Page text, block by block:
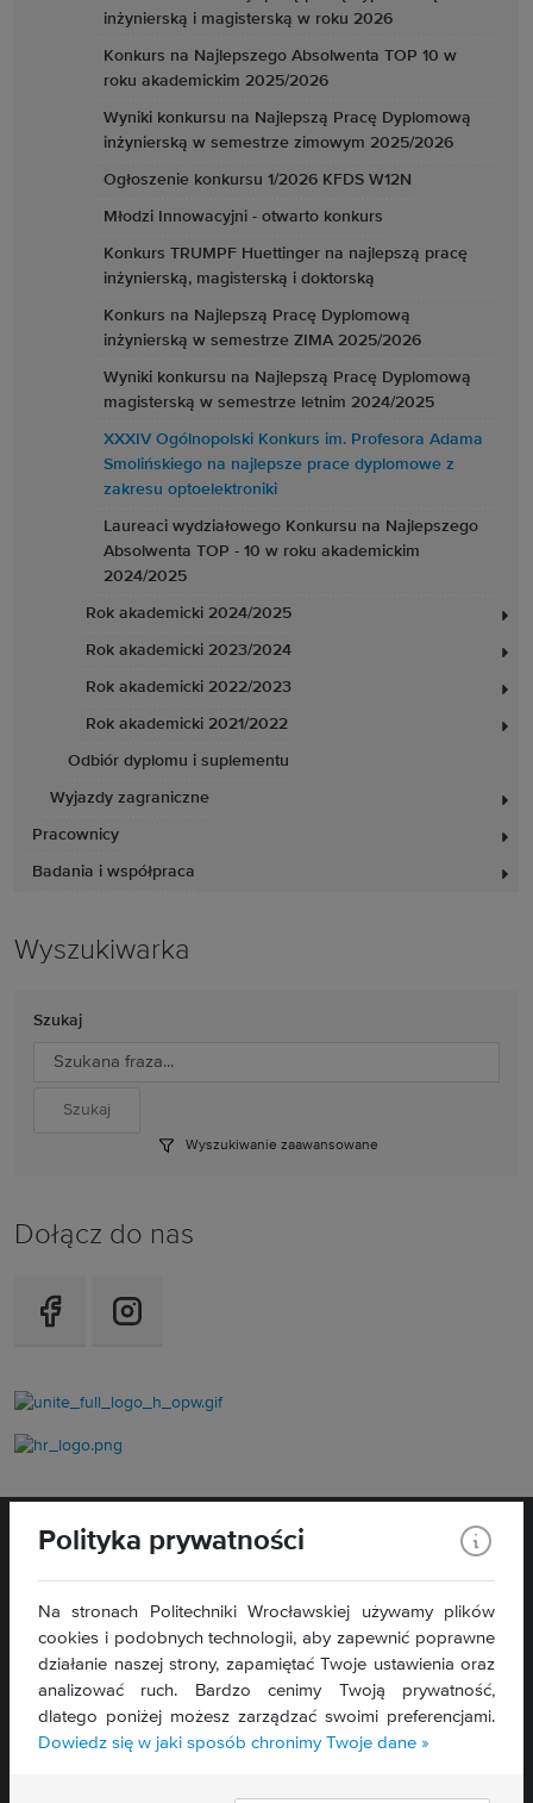
inżynierską i magisterską w roku 2026
Konkurs na Najlepszego Absolwenta TOP 10 w
roku akademickim 2025/2026
Wyniki konkursu na Najlepszą Pracę Dyplomową
inżynierską w semestrze zimowym 2025/2026
Ogłoszenie konkursu 1/2026 KFDS W12N
Młodzi Innowacyjni - otwarto konkurs
Konkurs TRUMPF Huettinger na najlepszą pracę
inżynierską, magisterską i doktorską
Konkurs na Najlepszą Pracę Dyplomową
inżynierską w semestrze ZIMA 2025/2026
Wyniki konkursu na Najlepszą Pracę Dyplomową
magisterską w semestrze letnim 2024/2025
XXXIV Ogólnopolski Konkurs im. Profesora Adama
Smolińskiego na najlepsze prace dyplomowe z
zakresu optoelektroniki
Laureaci wydziałowego Konkursu na Najlepszego
Absolwenta TOP - 10 w roku akademickim
2024/2025
Rok akademicki 2024/2025
Rok akademicki 2023/2024
Rok akademicki 2022/2023
Rok akademicki 2021/2022
Odbiór dyplomu i suplementu
Wyjazdy zagraniczne
Pracownicy
Badania i współpraca
Wyszukiwarka
Szukaj
Wyszukiwanie zaawansowane
Dołącz do nas
FOTONIKI I MIKROSYSTEMÓW
50-372 Wrocław
Polityka prywatności
Na stronach Politechniki Wrocławskiej używamy plików
cookies i podobnych technologii, aby zapewnić poprawne
działanie naszej strony, zapamiętać Twoje ustawienia oraz
analizować ruch. Bardzo cenimy Twoją prywatność,
dlatego poniżej możesz zarządzać swoimi preferencjami.
Dowiedz się w jaki sposób chronimy Twoje dane »